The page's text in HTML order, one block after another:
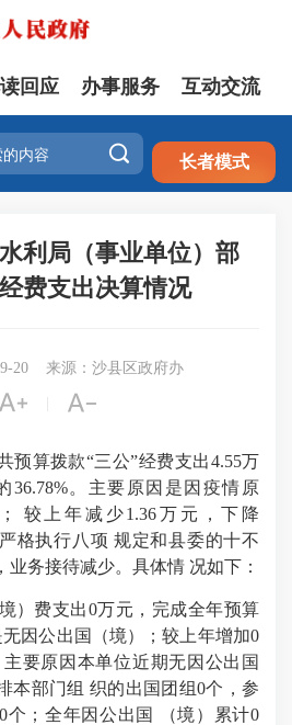
注册 登录
回应 办事服务 互动交流
 长者模式
利局（事业单位）部
费支出决算情况
20 来源：沙县区政府办
 
算拨款“三公”经费支出4.55万
36.78%。主要原因是因疫情原
较上年减少1.36万元，下降
格执行八项 规定和县委的十不
务接待减少。具体情 况如下：
）费支出0万元，完成全年预算
因公出国（境）；较上年增加0
要原因本单位近期无因公出国
本部门组 织的出国团组0个，参
个；全年因公出国 （境）累计0